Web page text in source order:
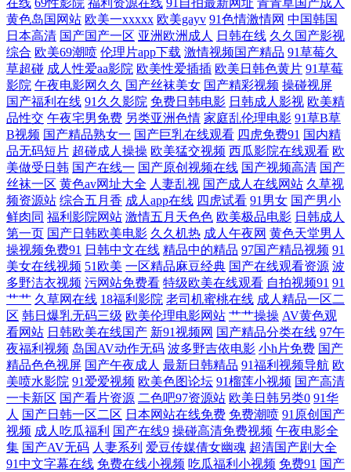
中文字幕精品一区二区 午夜在线视频 日韩欧美午夜电影 日韩国产欧美制
服中文 日本乱妇乱子视频网站百度 久久精品日韩久久 剧情v国产在线观看
九一桃色社区 高分完整版动作片 玖玖五月 精新精新国产自在现 国产不卡
毛片 中文字幕上床网站 亚洲啪aⅴ 日日碰狠狠躁久久躁婷婷 欧美日本精品
自拍 九一福利视频 国产第一在 91最新在线观看 一本道无码一区二区 羞污
影院 日屄导航 美女浴室 国产偷窥熟女精品视频 成人午夜免费 91国内视频
日韩理伦Ⅴa 男女午夜视频 加勒比色导航 国产99re在 欧美精品欧美v亚 久
草资源精品在线 国产男包 超碰人人插人人爱 91网页在线看 在线看片av免
费观看 亚洲艹视频 日本伊人亚洲综合网 欧美综合网亚洲综合网 乱码一区
二区三区 国产一卡三卡 儋州现纷文化有限公司 美国一级 国产与自拍 丰满
的岳乱一区二区 91亚洲色图 在线观看日韩视频 亚洲av色影院 日韩在线观
看三区 木瓜影院 精品粉嫩久久懂色 国产另类日韩欧美 wwww国产 中文字
黄色岛国网站 欧美一xxxxx 欧美gayv 91色情激情网 中国韩国
日本高清 国产国产一区 亚洲欧洲成人 日韩在线 久久国产影视
综合 欧美69潮喷 伦理片app下载 激情视频国产精品 91草莓久
草超碰 成人性爱aa影院 欧美性爱插插 欧美日韩色黄片 91草莓
影院 午夜电影网久久 国产丝袜美女 国产精彩视频 操碰视屏
国产福利在线 91久久影院 免费日韩电影 日韩成人影视 欧美精
品性交 午夜宅男免费 另类亚洲色情 家庭乱伦理电影 91草B草
B视频 国产精品熟女一 国产巨乳在线观看 四虎免费91 国内精
品无码短片 超碰成人操操 欧美猛交视频 西瓜影院在线观看 欧
美做受日韩 国产在线一 国产原创视频在线 国产视频高清 国产
丝袜一区 黄色av网址大全 人妻乱视 国产成人在线网站 久草视
频资源站 综合五月香 成人app在线 四虎试看 91男女 国产男小
鲜肉同 福利影院网站 激情五月天色色 欧美极品电影 日韩成人
第一页 国产日韩欧美电影 久久机热 成人午夜网 黄色天堂男人
操视频免费91 日韩中文在线 精品中的精品 97国产精品视频 91
美女在线视频 51欧美 一区精品麻豆经典 国产在线观看资源 波
多野洁衣视频 污网站免费看 特级欧美在线观看 自拍视频91 91
艹艹 久草网在线 18福利影院 老司机蜜桃在线 成人精品一区二
区 韩日爆乳无码三级 欧美伦理电影网站 艹艹操操 AV黄色观
看网站 日韩欧美在线国产 新91视频网 国产精品分类在线 97午
夜福利视频 岛国AV动作无码 波多野吉依电影 小h片免费 国产
精品色色视屏 国产午夜成人 最新日韩精品 91福利视频导航 欧
美喷水影院 91爱爱视频 欧美色图论坛 91榴莲小视频 国产高清
一卡新区 国产看片资源 二色吧97资源站 欧美日韩另类0 91华
人 国产日韩一区二区 日本网站在线免费 免费潮喷 91原创国产
视频 成人吃瓜福利 国产在线9 操碰高清免费视频 午夜电影全
集 国产AV无码 人妻系列 爱豆传媒倩女幽魂 超清国产剧大全
91中文字幕在线 免费在线小视频 吃瓜福利小视频 免费91 国产